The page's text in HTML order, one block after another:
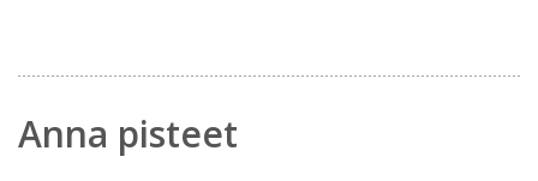
Anna pisteet